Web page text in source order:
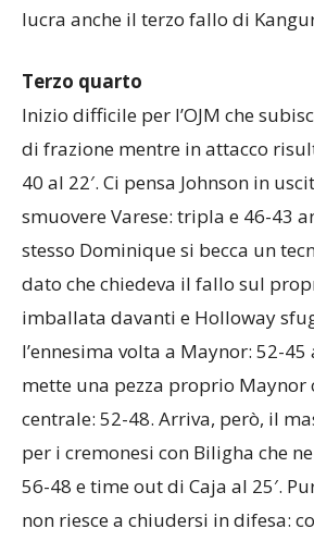
lucra anche il terzo fallo di
Terzo quarto
Inizio difficile per l’OJM che
di frazione mentre in attacco
40 al 22′. Ci pensa Johnson in
smuovere Varese: tripla e 46-43
stesso Dominique si becca un
dato che chiedeva il fallo sul
imballata davanti e Holloway
l’ennesima volta a Maynor: 52-45
mette una pezza proprio Maynor
centrale: 52-48. Arriva, però, il
per i cremonesi con Biligha che
56-48 e time out di Caja al 25′.
non riesce a chiudersi in difesa: